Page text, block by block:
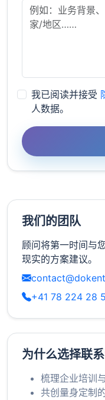
我已阅读并接受
人数据。
我们的团队
顾问将第一时间与
现实的方案建议。
+41 78 224 28
为什么选择联系
梳理企业培训
共创量身定制